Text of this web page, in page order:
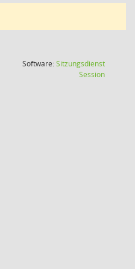
Software:Sitzungsdienst
Session(Wird in